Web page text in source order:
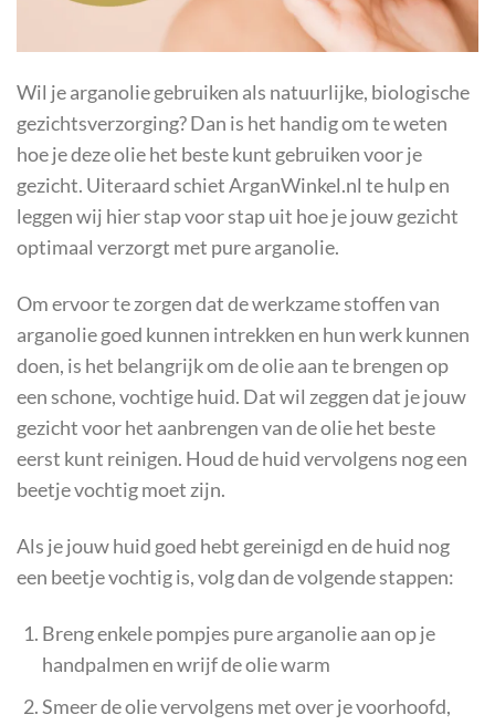
Wil je arganolie gebruiken als natuurlijke, biologische
gezichtsverzorging? Dan is het handig om te weten
hoe je deze olie het beste kunt gebruiken voor je
gezicht. Uiteraard schiet ArganWinkel.nl te hulp en
leggen wij hier stap voor stap uit hoe je jouw gezicht
optimaal verzorgt met pure arganolie.
Om ervoor te zorgen dat de werkzame stoffen van
arganolie goed kunnen intrekken en hun werk kunnen
doen, is het belangrijk om de olie aan te brengen op
een schone, vochtige huid. Dat wil zeggen dat je jouw
gezicht voor het aanbrengen van de olie het beste
eerst kunt reinigen. Houd de huid vervolgens nog een
beetje vochtig moet zijn.
Als je jouw huid goed hebt gereinigd en de huid nog
een beetje vochtig is, volg dan de volgende stappen:
Breng enkele pompjes pure arganolie aan op je
handpalmen en wrijf de olie warm
Smeer de olie vervolgens met over je voorhoofd,